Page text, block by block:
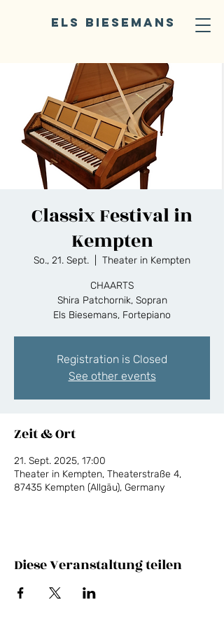
ELS BIESEMANS
Classix Festival in
Kempten
So., 21. Sept. Theater in Kempten
CHAARTS
Shira Patchornik, Sopran
Els Biesemans, Fortepiano
Registration is Closed
See other events
Zeit & Ort
21. Sept. 2025, 17:00
Theater in Kempten, Theaterstraße 4,
87435 Kempten (Allgäu), Germany
Diese Veranstaltung teilen